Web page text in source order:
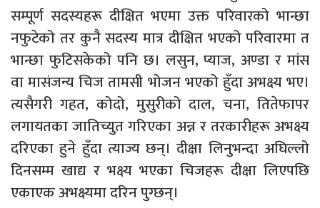
सम्पूर्ण सदस्यहरू दीक्षित भएमा उक्त परिवारको भान्छा
नफुटेको तर कुनै सदस्य मात्र दीक्षित भएको परिवारमा त
भान्छा फुटिसकेको पनि छ। लसुन, प्याज, अण्डा र मांस
वा मासंजन्य चिज तामसी भोजन भएको हुँदा अभक्ष्य भए।
त्यसैगरी गहत, कोदो, मुसुरीको दाल, चना, तितेफापर
लगायतका जातिच्युत गरिएका अन्न र तरकारीहरू अभक्ष्य
दरिएका हुने हुँदा त्याज्य छन्। दीक्षा लिनुभन्दा अघिल्लो
दिनसम्म खाद्य र भक्ष्य भएका चिजहरू दीक्षा लिएपछि
एकाएक अभक्ष्यमा दरिन पुग्छन्।